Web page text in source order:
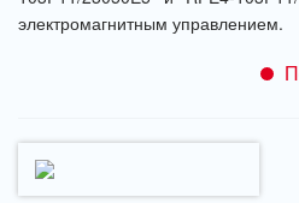
электромагнитным управлением.